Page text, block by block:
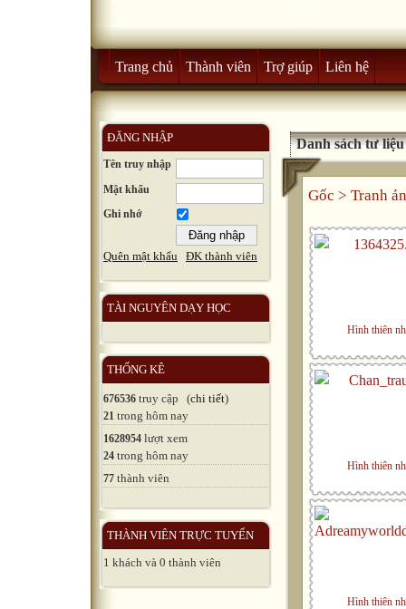
Trang chủ Thành viên Trợ giúp Liên hệ
ĐĂNG NHẬP
Tên truy nhập
Mật khẩu
Ghi nhớ
Quên mật khẩu ĐK thành viên
TÀI NGUYÊN DẠY HỌC
THỐNG KÊ
676536 truy cập (chi tiết)
21 trong hôm nay
1628954 lượt xem
24 trong hôm nay
77 thành viên
THÀNH VIÊN TRỰC TUYẾN
1 khách và 0 thành viên
Danh sách tư
Gốc > Tranh
Hình thiên
Hình thiên
Hình thiên